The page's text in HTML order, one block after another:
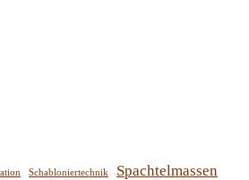
Schabloniertechnik Spachtelmassen